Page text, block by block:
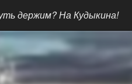
держим? На Кудыкина!